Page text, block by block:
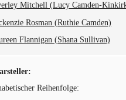
Mitchell (Lucy Camden-
Rosman (Ruthie Camden)
Flannigan (Shana Sullivan)
Reihenfolge: